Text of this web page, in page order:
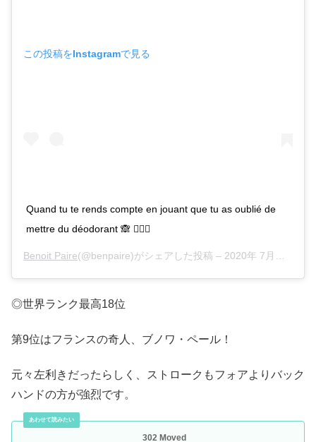
この投稿をInstagramで見る
Quand tu te rends compte en jouant que tu as oublié de
mettre du déodorant 🙈 🤷🏽‍♂️
Benoit Paire(@benpaire)がシェアした投稿 – 2020年 7月月3日午前2時37分PDT
◎世界ランク最高18位
第9位はフランスの奇人、ブノワ・ペール！
元々左利きだったらしく、ストロークもフォアよりバック
ハンドの方が強烈です。
302 Moved